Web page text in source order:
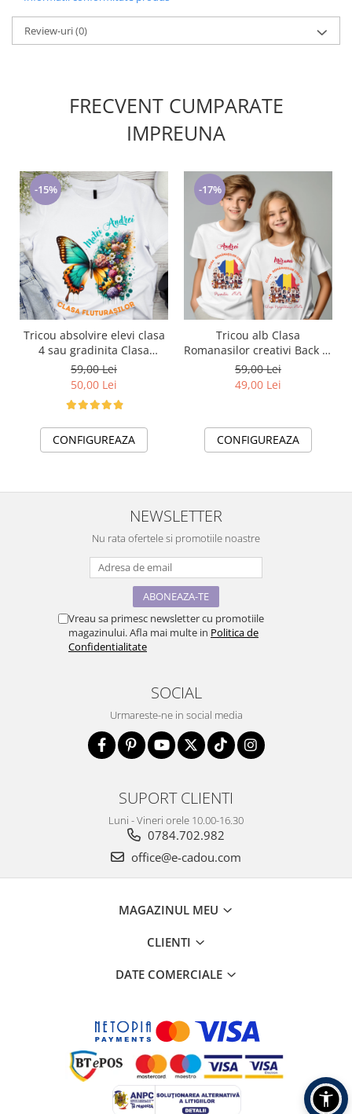
Review-uri(0)
FRECVENT CUMPARATE
IMPREUNA
-15%
Tricou absolvire elevi clasa
4 sau gradinita Clasa
fluturasilor cu text sau poze
ABS1063
59,00 Lei
50,00 Lei
CONFIGUREAZA
-17%
Tricou alb Clasa
Romanasilor creativi Back to
school prima zi de gradinita
din bumbac ABS11330
59,00 Lei
49,00 Lei
CONFIGUREAZA
NEWSLETTER
Nu rata ofertele si promotiile noastre
Vreau sa primesc newsletter cu promotiile
magazinului. Afla mai multe in Politica de
Confidentialitate
SOCIAL
Urmareste-ne in social media
SUPORT CLIENTI
Luni - Vineri orele 10.00-16.30
0784.702.982
office@e-cadou.com
MAGAZINUL MEU
CLIENTI
DATE COMERCIALE